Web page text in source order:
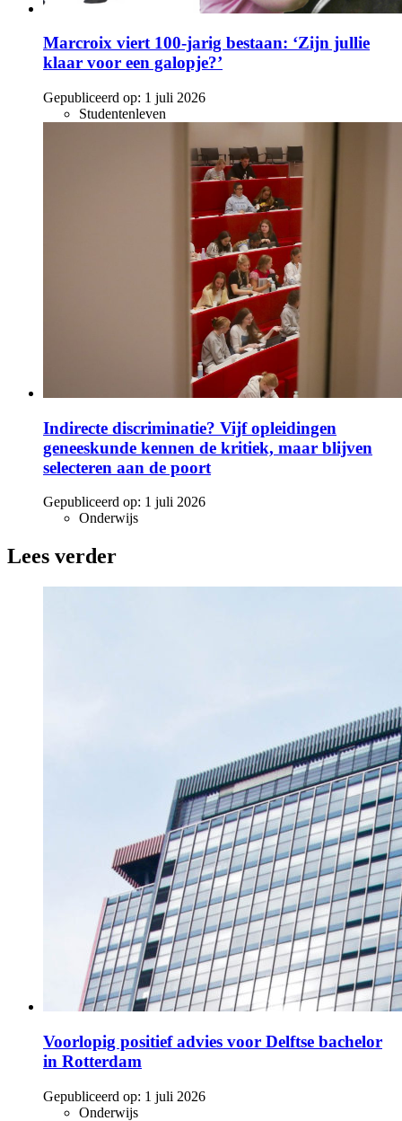
Marcroix viert 100-jarig bestaan: ‘Zijn jullie
klaar voor een galopje?’
Gepubliceerd op: 1 juli 2026
Studentenleven
Indirecte discriminatie? Vijf opleidingen
geneeskunde kennen de kritiek, maar blijven
selecteren aan de poort
Gepubliceerd op: 1 juli 2026
Onderwijs
Lees verder
Voorlopig positief advies voor Delftse bachelor
in Rotterdam
Gepubliceerd op: 1 juli 2026
Onderwijs